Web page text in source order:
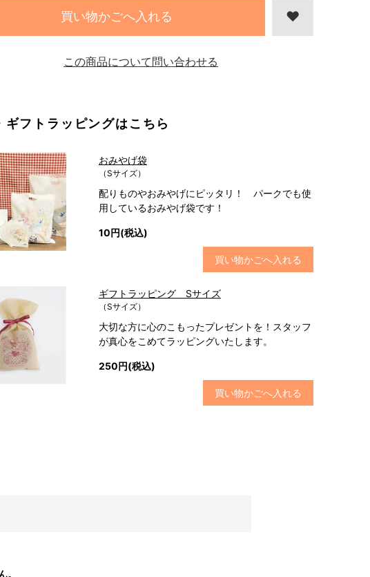
買い物かごへ入れる
ギフトラッピングはこちら
おみやげ袋
（Sサイズ）
配りものやおみやげにピッタリ！ パークでも使
用しているおみやげ袋です！
10円(税込)
買い物かごへ入れる
ギフトラッピング Sサイズ
（Sサイズ）
大切な方に心のこもったプレゼントを！スタッフ
が真心をこめてラッピングいたします。
250円(税込)
買い物かごへ入れる
この商品について問い合わせる
。